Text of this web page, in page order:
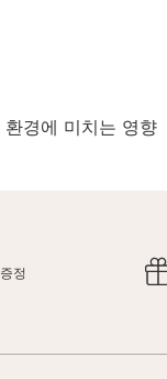
경에 미치는 영향
정